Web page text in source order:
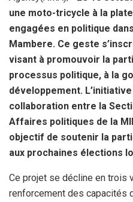
une moto-tricycle à la
engagées en politique
Mambere. Ce geste
visant à promouvoir la
processus politique, à la
développement.
collaboration entre la
Affaires politiques de la
objectif de soutenir la
aux prochaines élections
Ce projet se décline en trois
renforcement des capacités